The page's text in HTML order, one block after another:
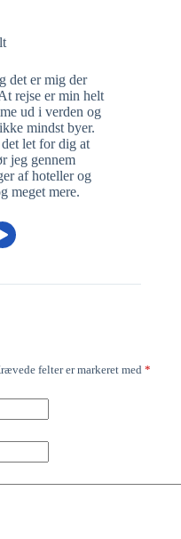
det er mig der
rejse er min helt
ud i verden og
mindst byer.
let for dig at
jeg gennem
af hoteller og
meget mere.
felter er markeret med *